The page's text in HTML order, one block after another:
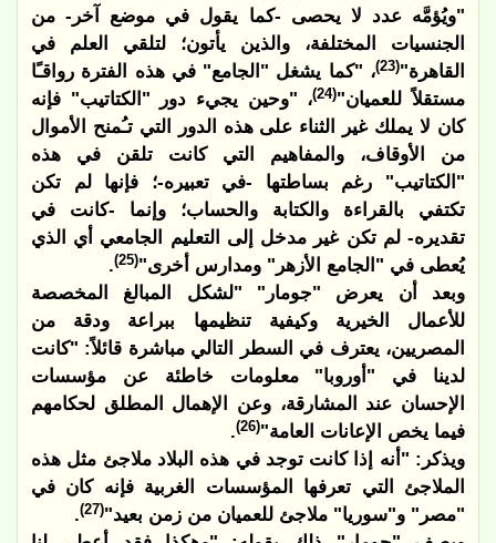
"ويُؤمَّه عدد لا يحصى -كما يقول في موضع آخر- من
الجنسيات المختلفة، والذين يأتون؛ لتلقي العلم في
القاهرة"(23)
، "كما يشغل "الجامع" في هذه الفترة رواقـًا
مستقلاً للعميان"(24)
، "وحين يجيء دور "الكتاتيب" فإنه
كان لا يملك غير الثناء على هذه الدور التي تـُمنح الأموال
من الأوقاف، والمفاهيم التي كانت تلقن في هذه
"الكتاتيب" رغم بساطتها -في تعبيره-؛ فإنها لم تكن
تكتفي بالقراءة والكتابة والحساب؛ وإنما -كانت في
تقديره- لم تكن غير مدخل إلى التعليم الجامعي أي الذي
يُعطى في "الجامع الأزهر" ومدارس أخرى"(25)
.
وبعد أن يعرض "جومار" "لشكل المبالغ المخصصة
للأعمال الخيرية وكيفية تنظيمها ببراعة ودقة من
المصريين، يعترف في السطر التالي مباشرة قائلاً: "كانت
لدينا في "أوروبا" معلومات خاطئة عن مؤسسات
الإحسان عند المشارقة، وعن الإهمال المطلق لحكامهم
فيما يخص الإعانات العامة"(26)
.
ويذكر: "أنه إذا كانت توجد في هذه البلاد ملاجئ مثل هذه
الملاجئ التي تعرفها المؤسسات الغربية فإنه كان في
"مصر" و"سوريا" ملاجئ للعميان من زمن بعيد"(27)
.